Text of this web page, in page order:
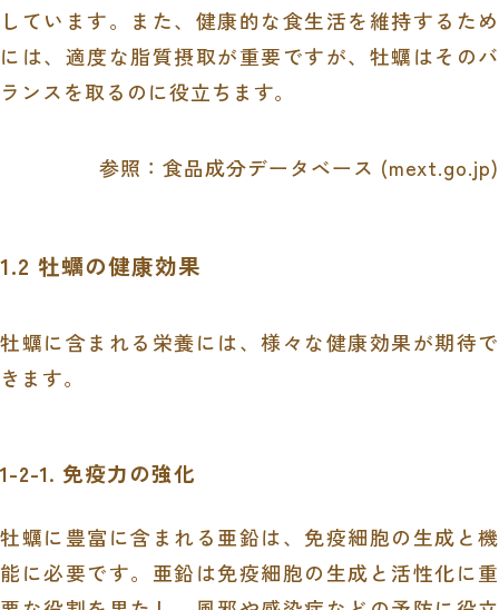
しています。また、健康的な食生活を維持するため
には、適度な脂質摂取が重要ですが、牡蠣はそのバ
ランスを取るのに役立ちます。
参照： 食品成分データベース (mext.go.jp)
1.2 牡蠣の健康効果
牡蠣に含まれる栄養には、様々な健康効果が期待で
きます。
1-2-1. 免疫力の強化
牡蠣に豊富に含まれる亜鉛は、免疫細胞の生成と機
能に必要です。亜鉛は免疫細胞の生成と活性化に重